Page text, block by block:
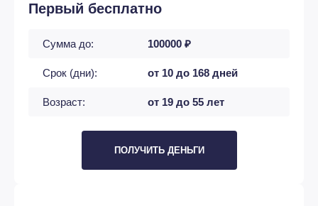
Первый бесплатно
Сумма до: 100000 ₽
Срок (дни): от 10 до 168 дней
Возраст: от 19 до 55 лет
ПОЛУЧИТЬ ДЕНЬГИ